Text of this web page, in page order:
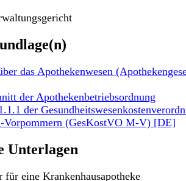
das Apothekenwesen
der Apothekenbetriebsordnung
der
Vorpommern (GesKostVO M-V) [DE]
Unterlagen
für eine Krankenhausapotheke